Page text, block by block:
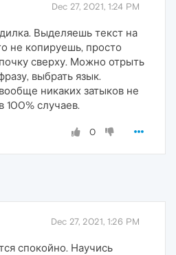
Dec 27, 2021, 1:24 PM
Выделяешь текст на
не копируешь, просто
сверху. Можно отрыть
выбрать язык.
никаких затыков не
100% случаев.
0
Dec 27, 2021, 1:26 PM
спокойно. Научись